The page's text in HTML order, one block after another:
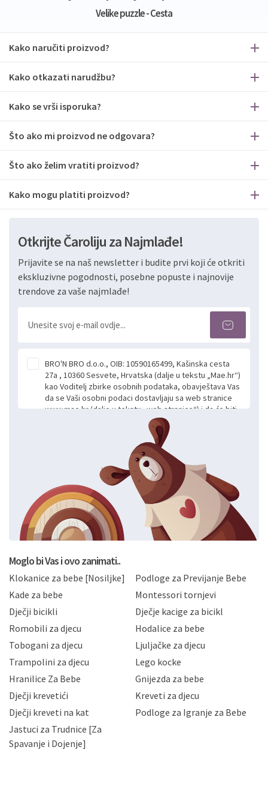
Velike puzzle - Cesta
Kako naručiti proizvod?
Kako otkazati narudžbu?
Kako se vrši isporuka?
Što ako mi proizvod ne odgovara?
Što ako želim vratiti proizvod?
Kako mogu platiti proizvod?
Otkrijte Čaroliju za Najmlađe!
Prijavite se na naš newsletter i budite prvi koji će otkriti
ekskluzivne pogodnosti, posebne popuste i najnovije
trendove za vaše najmlađe!
BRO'N BRO d.o.o., OIB: 10590165499, Kašinska cesta
27a , 10360 Sesvete, Hrvatska (dalje u tekstu „Mae.hr“)
kao Voditelj zbirke osobnih podataka, obavještava Vas
da se Vaši osobni podaci dostavljaju sa web stranice
www.mae.hr (dalje u tekstu „web stranice“) i da će biti
obrađeni. Prihvaćanjem ove Izjave smatra se da
slobodno i izričito dajete privolu za prikupljanje i daljnju
obradu Vaših osobnih podataka koje ustupate Mae.hr
putem ovih web stranica u svrhu odgovora i daljnje
komunikacije na Vaš upit poslan kroz kontakt obrazac.
Radi se o dobrovoljnom davanju podataka te ovu
Izjavu niste dužni prihvatiti odnosno niste dužni unositi
svoje osobne podatke u jednu od prijavnih
formi/obrazaca dostupnih na ovim web stranicama.
BRO'N BRO d.o.o. će s Vašim osobnim podacima
postupati sukladno Općoj uredbi o zaštiti podataka
privatnosti i kolačića koju možete pročitati ovdje i
Hrvatske, a uvijek uz primjenu odgovarajućih tehničkih i
sigurnosnih mjera zaštite osobnih podataka od
neovlaštenog pristupa, zlouporabe, otkrivanja,
gubitka ili uništenja. Mae.hr štiti privatnost svojih
korisnika i posjetitelja web stranica, čuva povjerljivost
Vaših osobnih podataka te omogućava pristup i
priopćavanje osobnih podataka samo onim svojim
zaposlenicima kojima su isti potrebni radi provedbe
slučajevima koji su dozvoljeni zakonima. Napominjemo
da možete u svako doba, u potpunosti ili djelomice,
zatražiti prestanak aktivnosti obrade Vaših osobnih
podataka. Opoziv privole možete podnijeti poštom na
gore navedenu adresu ili e-mailom na adresu:
Moglo bi Vas i ovo zanimati..
Klokanice za bebe [Nosiljke]
Podloge za Previjanje Bebe
Kade za bebe
Montessori tornjevi
Dječji bicikli
Dječje kacige za bicikl
Romobili za djecu
Hodalice za bebe
Tobogani za djecu
Ljuljačke za djecu
Trampolini za djecu
Lego kocke
Hranilice Za Bebe
Gnijezda za bebe
Dječji krevetići
Kreveti za djecu
Dječji kreveti na kat
Podloge za Igranje za Bebe
Jastuci za Trudnice [Za
Spavanje i Dojenje]